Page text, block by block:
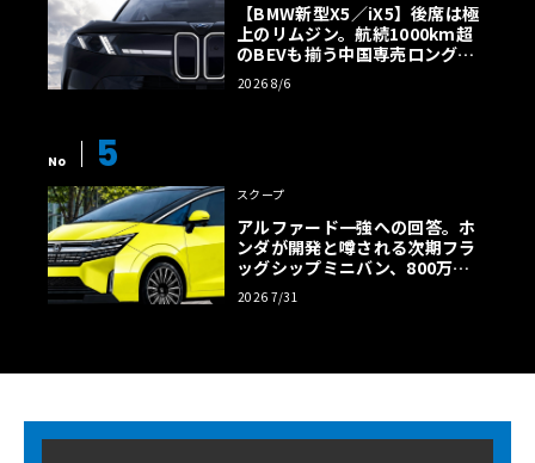
【BMW新型X5／iX5】後席は極
上のリムジン。航続1000km超
のBEVも揃う中国専売ロング仕
様の全貌
2026 8/6
No 5
スクープ
アルファード一強への回答。ホ
ンダが開発と噂される次期フラ
ッグシップミニバン、800万円
超の勝算【予想CG】
2026 7/31